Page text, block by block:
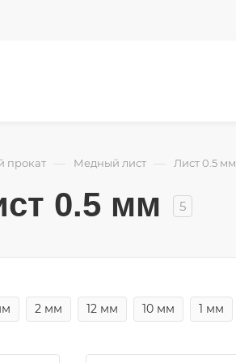
прокат — Медный лист — Лист 0.5 мм
0.5 мм 5
2 мм 12 мм 10 мм 1 мм